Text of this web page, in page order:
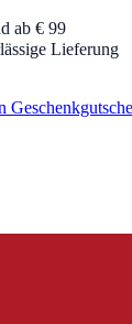
ab € 99
Lieferung